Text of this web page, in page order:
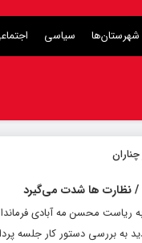
شهرستان‌ها سیاسی
/ نظارت ها شدت می‌گیرد
ریاست محسن مه آبادی
به بررسی دستور کار جلسه